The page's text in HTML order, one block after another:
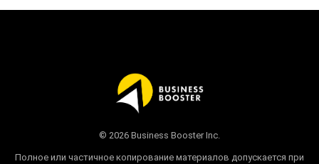
© 2026 Business Booster Inc.
Полное или частичное копирование материалов допускается при